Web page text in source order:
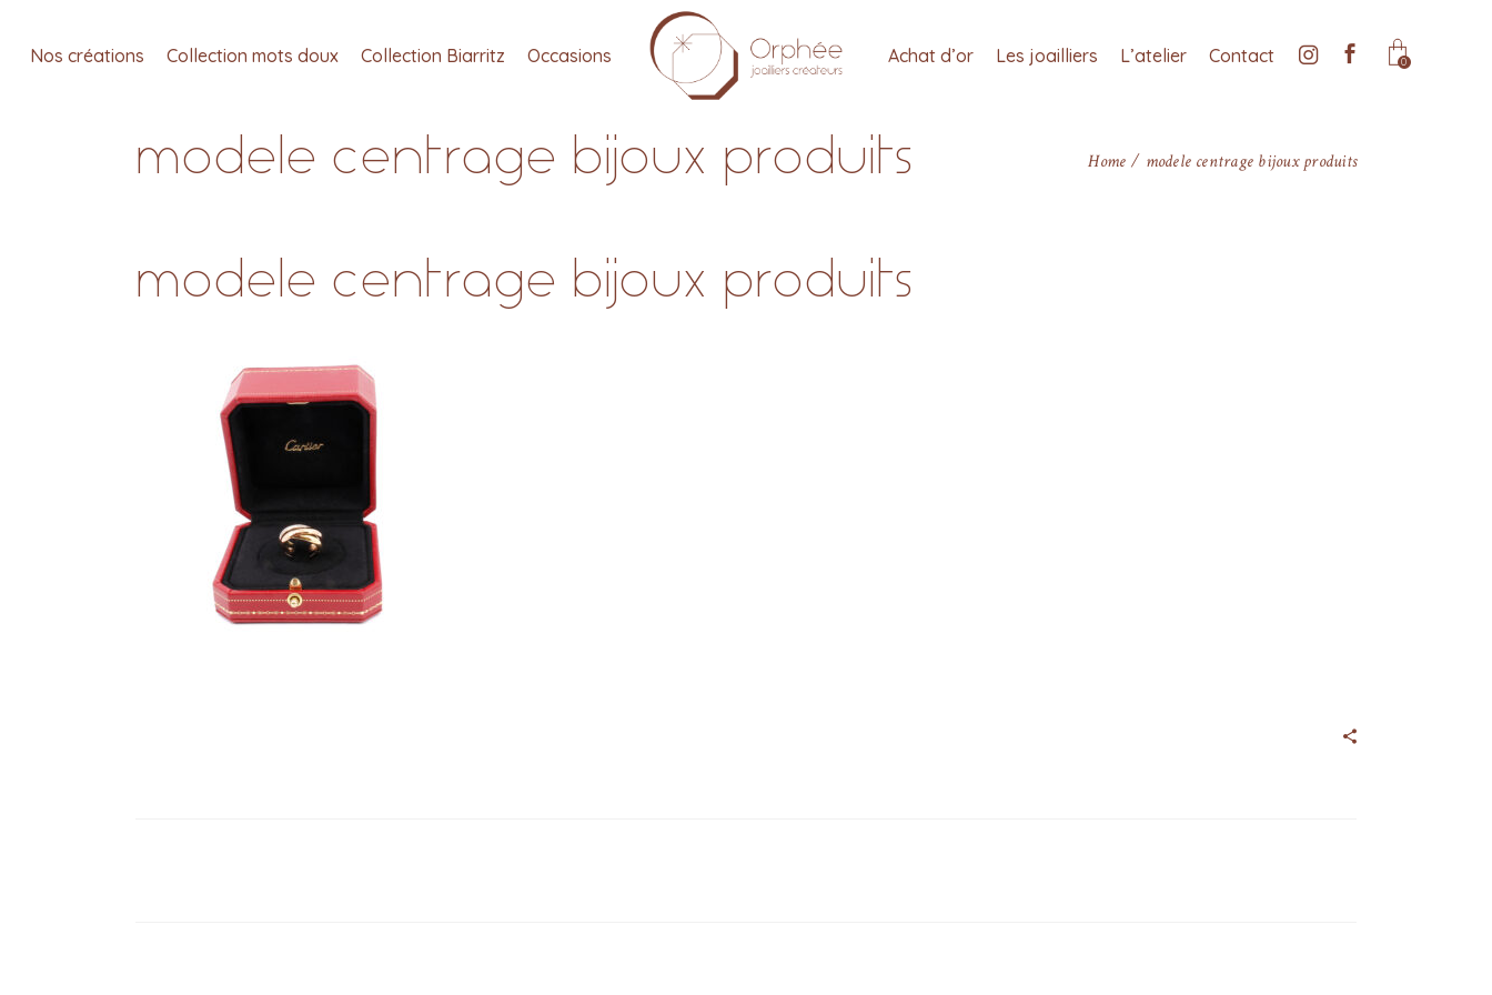
Nos créations Collection mots doux Collection Biarritz Occasions Achat d’or Les joailliers L’atelier Contact 0
modele centrage bijoux produits Home modele centrage bijoux produits
modele centrage bijoux produits